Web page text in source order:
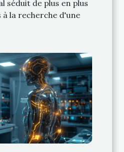
séduit de plus en plus
la recherche d'une